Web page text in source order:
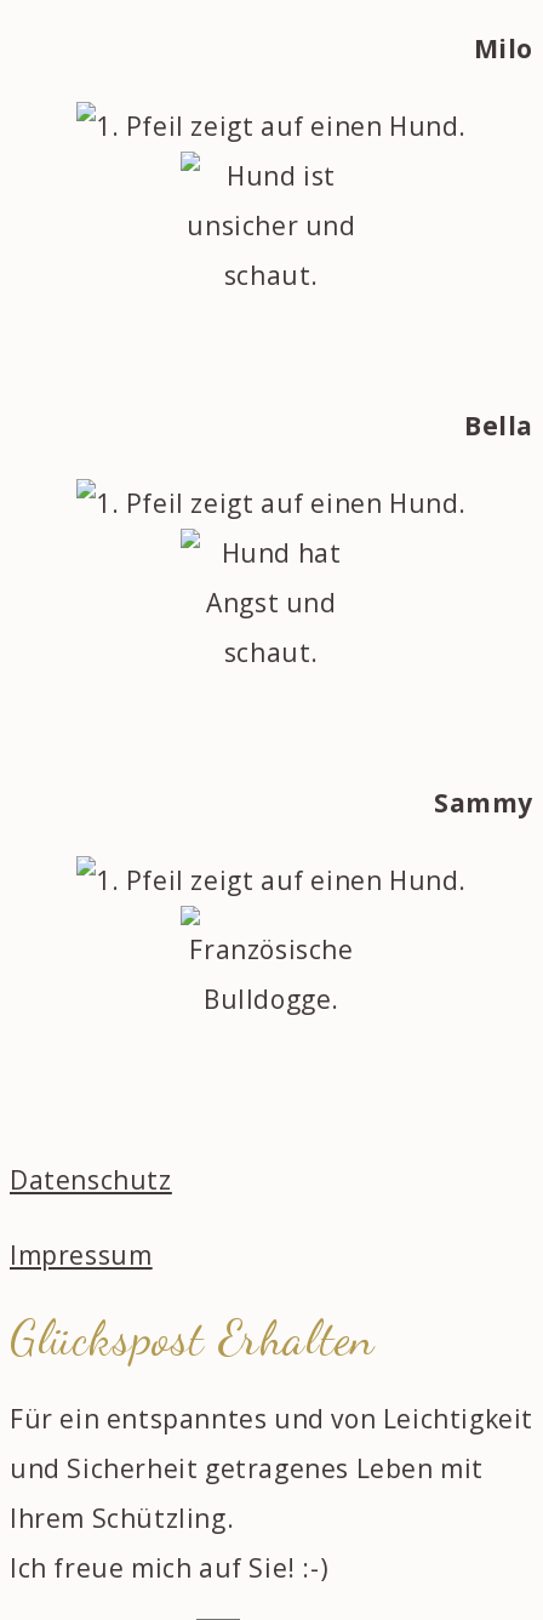
Milo
Bella
Sammy
Datenschutz
Impressum
Glückspost Erhalten
Für ein entspanntes und von Leichtigkeit
und Sicherheit getragenes Leben mit
Ihrem Schützling.
Ich freue mich auf Sie! :-)